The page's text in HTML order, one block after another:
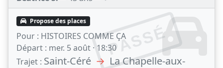
PASSÉ
Propose des places
Pour : HISTOIRES COMME ÇA
Départ : mer. 5 août · 18:30
Trajet : Saint-Céré → La Chapelle-aux-